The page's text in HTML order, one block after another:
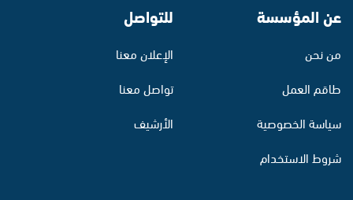
عن المؤسسة
من نحن
طاقم العمل
سياسة الخصوصية
شروط الاستخدام
للتواصل
الإعلان معنا
تواصل معنا
الأرشيف